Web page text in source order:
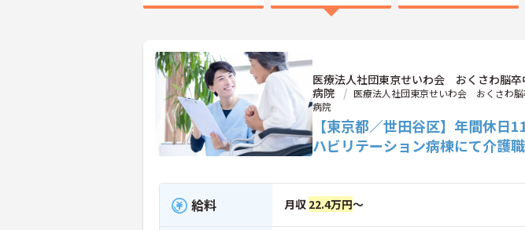
医療法人社団東京せいわ会 おくさわ脳卒
病院
医療法人社団東京せいわ会 おくさわ脳
病院
【東京都／世田谷区】年間休日
ハビリテーション病棟にて介護
給料 月収 22.4万円～